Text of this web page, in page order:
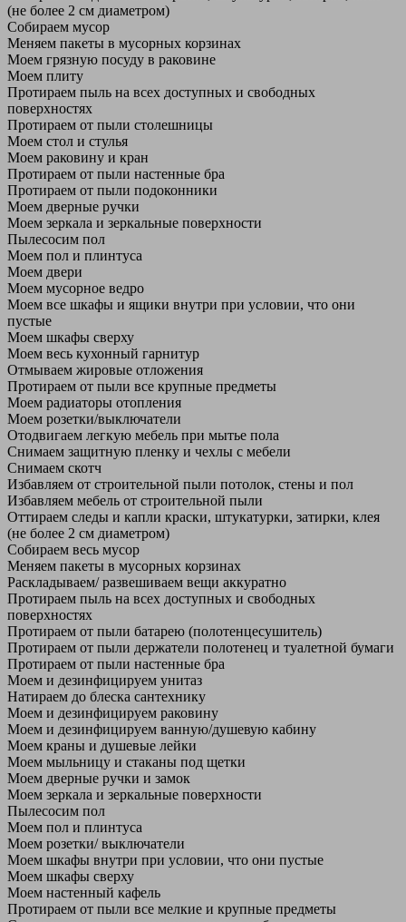
(не более 2 см диаметром)
Собираем мусор
Меняем пакеты в мусорных корзинах
Моем грязную посуду в раковине
Моем плиту
Протираем пыль на всех доступных и свободных
поверхностях
Протираем от пыли столешницы
Моем стол и стулья
Моем раковину и кран
Протираем от пыли настенные бра
Протираем от пыли подоконники
Моем дверные ручки
Моем зеркала и зеркальные поверхности
Пылесосим пол
Моем пол и плинтуса
Моем двери
Моем мусорное ведро
Моем все шкафы и ящики внутри при условии, что они
пустые
Моем шкафы сверху
Моем весь кухонный гарнитур
Отмываем жировые отложения
Протираем от пыли все крупные предметы
Моем радиаторы отопления
Моем розетки/выключатели
Отодвигаем легкую мебель при мытье пола
Снимаем защитную пленку и чехлы с мебели
Снимаем скотч
Избавляем от строительной пыли потолок, стены и пол
Избавляем мебель от строительной пыли
Оттираем следы и капли краски, штукатурки, затирки, клея
(не более 2 см диаметром)
Собираем весь мусор
Меняем пакеты в мусорных корзинах
Раскладываем/ развешиваем вещи аккуратно
Протираем пыль на всех доступных и свободных
поверхностях
Протираем от пыли батарею (полотенцесушитель)
Протираем от пыли держатели полотенец и туалетной бумаги
Протираем от пыли настенные бра
Моем и дезинфицируем унитаз
Натираем до блеска сантехнику
Моем и дезинфицируем раковину
Моем и дезинфицируем ванную/душевую кабину
Моем краны и душевые лейки
Моем мыльницу и стаканы под щетки
Моем дверные ручки и замок
Моем зеркала и зеркальные поверхности
Пылесосим пол
Моем пол и плинтуса
Моем розетки/ выключатели
Моем шкафы внутри при условии, что они пустые
Моем шкафы сверху
Моем настенный кафель
Протираем от пыли все мелкие и крупные предметы